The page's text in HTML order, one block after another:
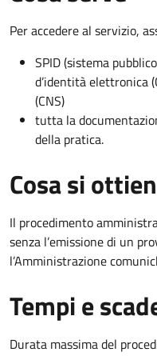
Per accedere al servizio,
SPID (sistema
d’identità elettronica
(CNS)
tutta la
della pratica.
Cosa si
Il procedimento
senza l’emissione di un
l’Amministrazione
Tempi e
Durata massima del